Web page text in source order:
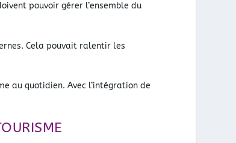
pouvoir gérer l’ensemble du
Cela pouvait ralentir les
au quotidien. Avec l’intégration de